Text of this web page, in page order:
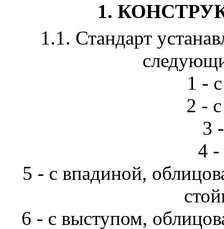
1.
1.1. Стандарт
1 -
2 -
3
4
5 - с впадиной,
6 - с выступом,